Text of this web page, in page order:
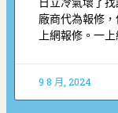
廠商代為報修
上網報修。一
9 8 月, 2024